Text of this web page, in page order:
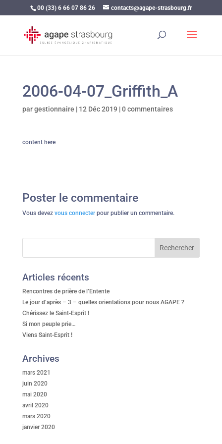
00 (33) 6 66 07 86 26 contacts@agape-strasbourg.fr
2006-04-07_Griffith_A
pargestionnaire | 12 Déc 2019 |0 commentaires
content here
Poster le commentaire
Vous devez vous connecterpour publier un commentaire.
Articles récents
Rencontres de prière de l’Entente
Le jour d’après – 3 – quelles orientations pour nous AGAPE ?
Chérissez le Saint-Esprit !
Si mon peuple prie…
Viens Saint-Esprit !
Archives
mars 2021
juin 2020
mai 2020
avril 2020
mars 2020
janvier 2020